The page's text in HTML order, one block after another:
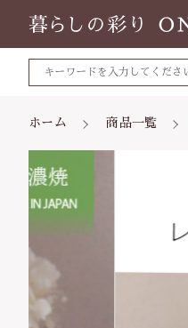
ホーム 商品一覧